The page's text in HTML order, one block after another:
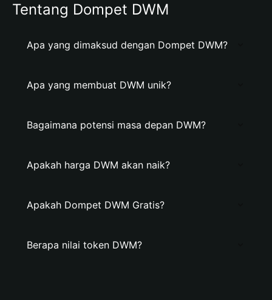
Tentang Dompet DWM
Apa yang dimaksud dengan Dompet DWM?
Apa yang membuat DWM unik?
Bagaimana potensi masa depan DWM?
Apakah harga DWM akan naik?
Apakah Dompet DWM Gratis?
Berapa nilai token DWM?